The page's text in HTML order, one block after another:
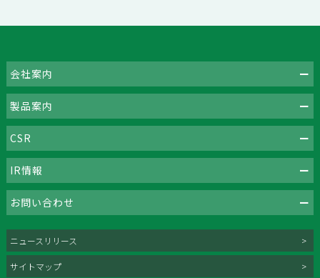
会社案内
製品案内
CSR
IR情報
お問い合わせ
ニュースリリース
サイトマップ